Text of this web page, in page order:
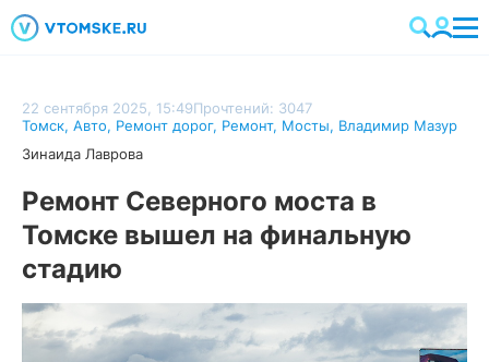
22 сентября 2025, 15:49Прочтений: 3047
Томск, Авто, Ремонт дорог, Ремонт, Мосты, Владимир Мазур
Зинаида Лаврова
Ремонт Северного моста в
Томске вышел на финальную
стадию